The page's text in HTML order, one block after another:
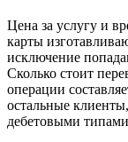
Цена за услугу и
карты
исключение
Сколько стоит
операции
остальные
дебетовыми